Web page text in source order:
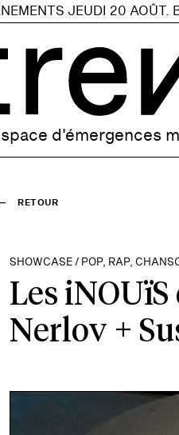
JEUDI 20 AOÛT. BEL
d'émergences
RETOUR
SHOWCASE / POP, RAP,
Les
Nerlov +